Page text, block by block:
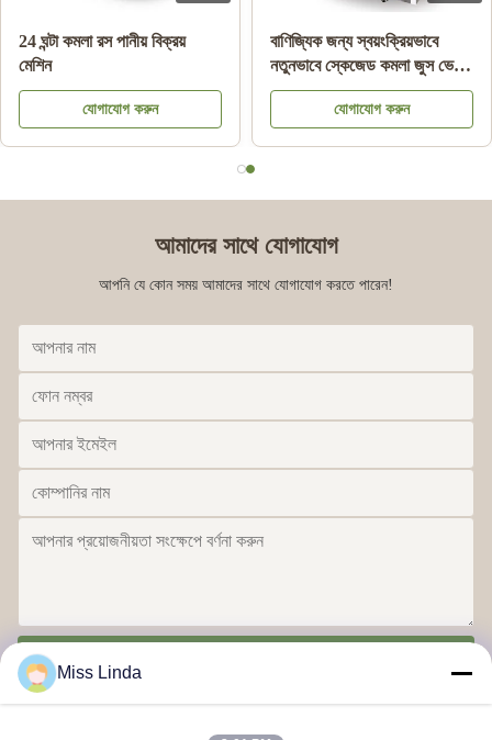
24 ঘন্টা কমলা রস পানীয় বিক্রয়
মেশিন
যোগাযোগ করুন
বাণিজ্যিক জন্য স্বয়ংক্রিয়ভাবে
নতুনভাবে স্কেজেড কমলা জুস ভেন্ডিং
মেশিন
যোগাযোগ করুন
আমাদের সাথে যোগাযোগ
আপনি যে কোন সময় আমাদের সাথে যোগাযোগ করতে পারেন!
Miss Linda